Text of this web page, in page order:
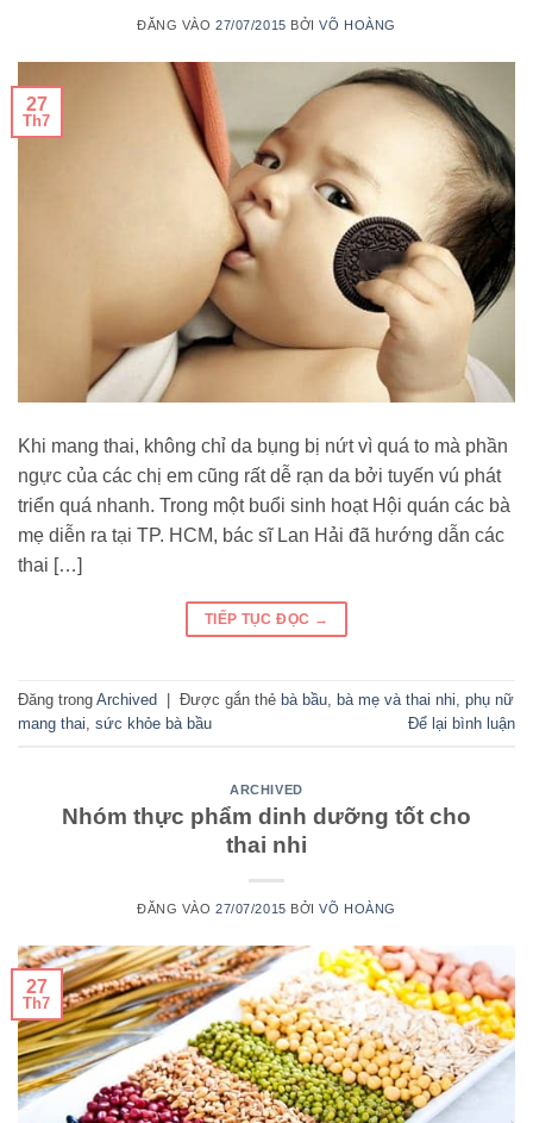
ĐĂNG VÀO27/07/2015 BỞIVÕ HOÀNG
27
Th7
Khi mang thai, không chỉ da bụng bị nứt vì quá to mà phần
ngực của các chị em cũng rất dễ rạn da bởi tuyến vú phát
triển quá nhanh. Trong một buổi sinh hoạt Hội quán các bà
mẹ diễn ra tại TP. HCM, bác sĩ Lan Hải đã hướng dẫn các
thai […]
TIẾP TỤC ĐỌC →
Đăng trong Archived Được gắn thẻ bà bầu bà mẹ và thai nhi phụ nữ
mang thai sức khỏe bà bầu Để lại bình luận
ARCHIVED
Nhóm thực phẩm dinh dưỡng tốt cho
thai nhi
ĐĂNG VÀO27/07/2015 BỞIVÕ HOÀNG
27
Th7